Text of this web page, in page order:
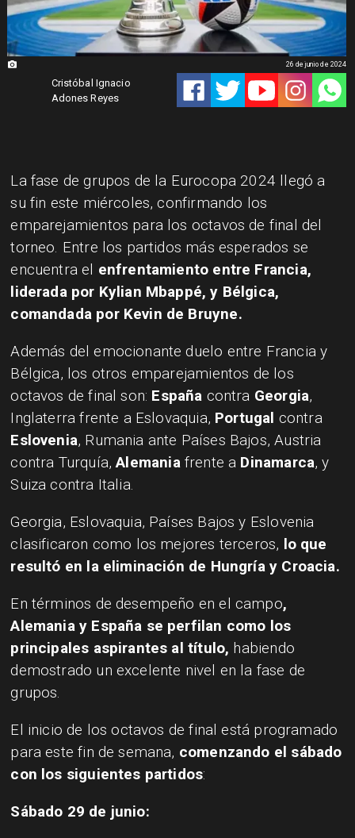
Cristóbal Ignacio
Adones Reyes
26 de junio de 2024
La fase de grupos de la Eurocopa 2024 llegó a
su fin este miércoles, confirmando los
emparejamientos para los octavos de final del
torneo. Entre los partidos más esperados se
encuentra el enfrentamiento entre Francia,
liderada por Kylian Mbappé, y Bélgica,
comandada por Kevin de Bruyne.
Además del emocionante duelo entre Francia y
Bélgica, los otros emparejamientos de los
octavos de final son: España contra Georgia,
Inglaterra frente a Eslovaquia, Portugal contra
Eslovenia, Rumania ante Países Bajos, Austria
contra Turquía,Alemaniafrente a Dinamarca, y
Suiza contra Italia.
Georgia, Eslovaquia, Países Bajos y Eslovenia
clasificaron como los mejores terceros, lo que
resultó en la eliminación de Hungría y Croacia.
En términos de desempeño en el campo,
Alemania y España se perfilan como los
principales aspirantes al título, habiendo
demostrado un excelente nivel en la fase de
grupos.
El inicio de los octavos de final está programado
para este fin de semana, comenzando el sábado
con los siguientes partidos:
Sábado 29 de junio: